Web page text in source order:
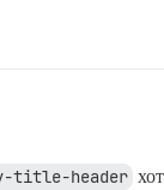
title-header